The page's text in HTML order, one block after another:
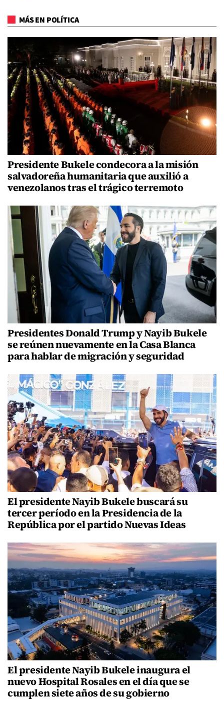
MÁS EN POLÍTICA
Presidente Bukele condecora a la misión
salvadoreña humanitaria que auxilió a
venezolanos tras el trágico terremoto
Presidentes Donald Trump y Nayib Bukele
se reúnen nuevamente en la Casa Blanca
para hablar de migración y seguridad
El presidente Nayib Bukele buscará su
tercer período en la Presidencia de la
República por el partido Nuevas Ideas
El presidente Nayib Bukele inaugura el
nuevo Hospital Rosales en el día que se
cumplen siete años de su gobierno